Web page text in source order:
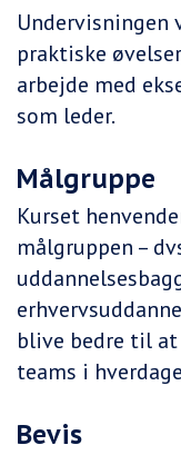
Undervisningen
praktiske
arbejde med
som leder.
Målgruppe
Kurset
målgruppen –
blive bedre til
teams i
Bevis